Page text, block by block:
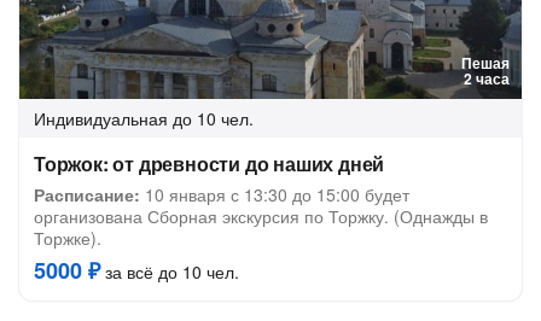
Пешая
2 часа
Индивидуальная до 10 чел.
Торжок: от древности до наших дней
Расписание: 10 января с 13:30 до 15:00 будет
организована Сборная экскурсия по Торжку. (Однажды в
Торжке).
5000 ₽за всё до 10 чел.